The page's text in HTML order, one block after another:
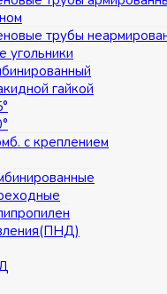
трубы
угольники
гайкой
с креплением